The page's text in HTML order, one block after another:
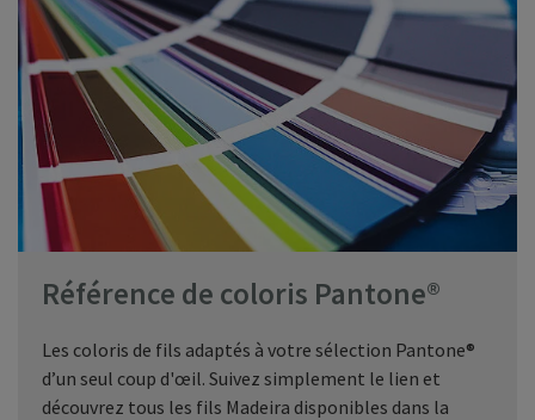
Référence de coloris Pantone®
Les coloris de fils adaptés à votre sélection Pantone®
d’un seul coup d'œil. Suivez simplement le lien et
découvrez tous les fils Madeira disponibles dans la